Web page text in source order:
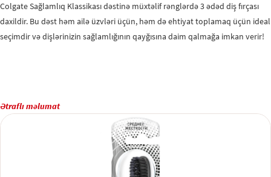
Colgate Sağlamlıq Klassikası dəstinə müxtəlif rənglərdə 3 ədəd diş fırçası
daxildir. Bu dəst həm ailə üzvləri üçün, həm də ehtiyat toplamaq üçün ideal
seçimdir və dişlərinizin sağlamlığının qayğısına daim qalmağa imkan verir!
Ətraflı məlumat